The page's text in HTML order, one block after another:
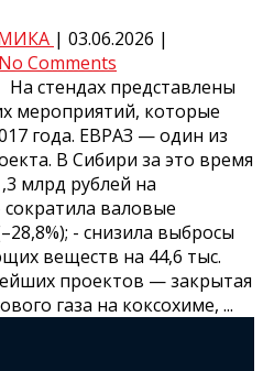
| 03.06.2026 |
No Comments
На стендах представлены
мероприятий, которые
года. ЕВРАЗ — один из
В Сибири за это время
млрд рублей на
валовые
- снизила выбросы
веществ на 44,6 тыс.
проектов — закрытая
газа на коксохиме, ...